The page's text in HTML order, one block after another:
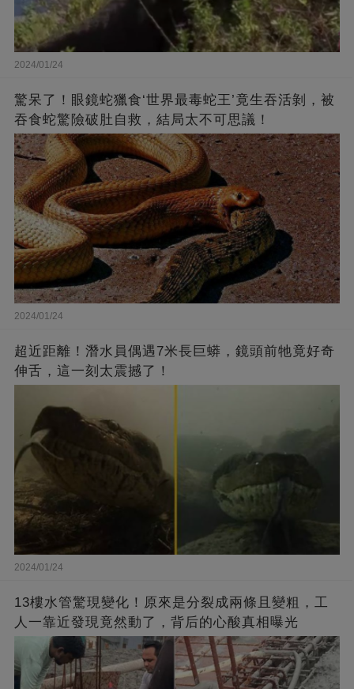
2024/01/24
驚呆了！眼鏡蛇獵食‘世界最毒蛇王’竟生吞活剝，被
吞食蛇驚險破肚自救，結局太不可思議！
2024/01/24
超近距離！潛水員偶遇7米長巨蟒，鏡頭前牠竟好奇
伸舌，這一刻太震撼了！
2024/01/24
13樓水管驚現變化！原來是分裂成兩條且變粗，工
人一靠近發現竟然動了，背后的心酸真相曝光